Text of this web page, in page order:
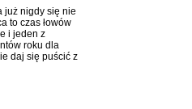
już nigdy się nie
to czas łowów
i jeden z
roku dla
daj się puścić z